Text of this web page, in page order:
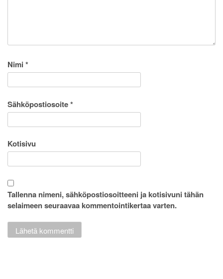
Nimi *
Sähköpostiosoite*
Kotisivu
Tallenna nimeni, sähköpostiosoitteeni ja kotisivuni tähän
selaimeen seuraavaa kommentointikertaa varten.